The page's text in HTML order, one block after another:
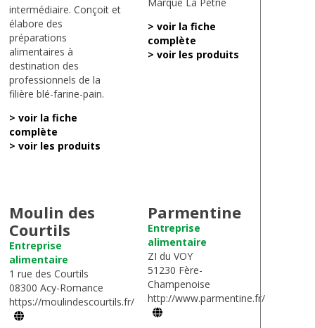
intermédiaire. Conçoit et
élabore des
préparations
alimentaires à
destination des
professionnels de la
filière blé-farine-pain.
> voir la fiche
complète
> voir les produits
> voir la fiche
complète
> voir les produits
Moulin des
Courtils
Entreprise
alimentaire
1 rue des Courtils
08300 Acy-Romance
https://moulindescourtils.fr/
Parmentine
Entreprise
alimentaire
ZI du VOY
51230 Fère-
Champenoise
http://www.parmentine.fr/